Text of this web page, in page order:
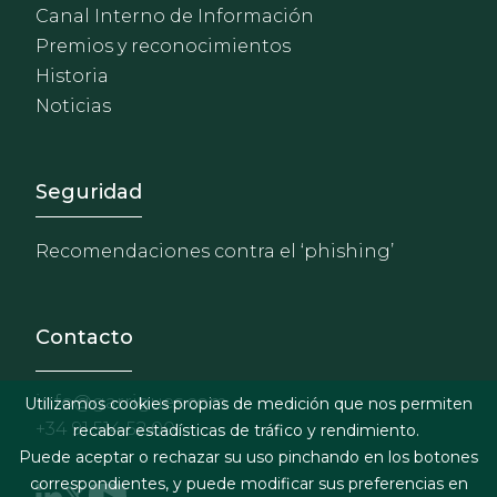
Canal Interno de Información
Premios y reconocimientos
Historia
Noticias
Footer - Extranet y
Seguridad
Recomendaciones contra el ‘phishing’
Contacto
info@garrigues.com
+34 91 514 52 00
Utilizamos cookies propias de medición que nos permiten
recabar estadísticas de tráfico y rendimiento.
Puede aceptar o rechazar su uso pinchando en los botones
correspondientes, y puede modificar sus preferencias en